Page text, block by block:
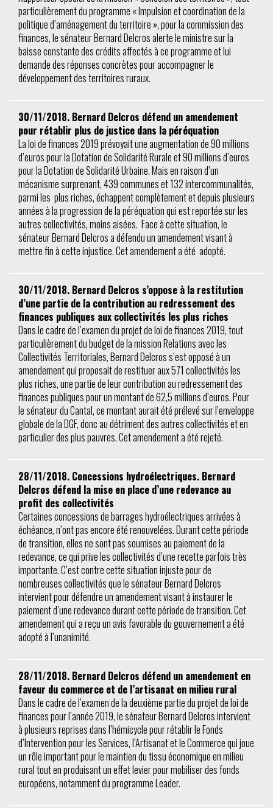
particulièrement du programme « Impulsion et coordination de la
politique d’aménagement du territoire », pour la commission des
finances, le sénateur Bernard Delcros alerte le ministre sur la
baisse constante des crédits affectés à ce programme et lui
demande des réponses concrètes pour accompagner le
développement des territoires ruraux.
30/11/2018. Bernard Delcros défend un amendement
pour rétablir plus de justice dans la péréquation
La loi de finances 2019 prévoyait une augmentation de 90 millions
d’euros pour la Dotation de Solidarité Rurale et 90 millions d’euros
pour la Dotation de Solidarité Urbaine. Mais en raison d’un
mécanisme surprenant, 439 communes et 132 intercommunalités,
parmi les plus riches, échappent complètement et depuis plusieurs
années à la progression de la péréquation qui est reportée sur les
autres collectivités, moins aisées. Face à cette situation, le
sénateur Bernard Delcros a défendu un amendement visant à
mettre fin à cette injustice. Cet amendement a été adopté.
30/11/2018. Bernard Delcros s’oppose à la restitution
d’une partie de la contribution au redressement des
finances publiques aux collectivités les plus riches
Dans le cadre de l’examen du projet de loi de finances 2019, tout
particulièrement du budget de la mission Relations avec les
Collectivités Territoriales, Bernard Delcros s’est opposé à un
amendement qui proposait de restituer aux 571 collectivités les
plus riches, une partie de leur contribution au redressement des
finances publiques pour un montant de 62,5 millions d’euros. Pour
le sénateur du Cantal, ce montant aurait été prélevé sur l’enveloppe
globale de la DGF, donc au détriment des autres collectivités et en
particulier des plus pauvres. Cet amendement a été rejeté.
28/11/2018. Concessions hydroélectriques. Bernard
Delcros défend la mise en place d’une redevance au
profit des collectivités
Certaines concessions de barrages hydroélectriques arrivées à
échéance, n’ont pas encore été renouvelées. Durant cette période
de transition, elles ne sont pas soumises au paiement de la
redevance, ce qui prive les collectivités d’une recette parfois très
importante. C’est contre cette situation injuste pour de
nombreuses collectivités que le sénateur Bernard Delcros
intervient pour défendre un amendement visant à instaurer le
paiement d’une redevance durant cette période de transition. Cet
amendement qui a reçu un avis favorable du gouvernement a été
adopté à l’unanimité.
28/11/2018. Bernard Delcros défend un amendement en
faveur du commerce et de l’artisanat en milieu rural
Dans le cadre de l’examen de la deuxième partie du projet de loi de
finances pour l’année 2019, le sénateur Bernard Delcros intervient
à plusieurs reprises dans l’hémicycle pour rétablir le Fonds
d’Intervention pour les Services, l’Artisanat et le Commerce qui joue
un rôle important pour le maintien du tissu économique en milieu
rural tout en produisant un effet levier pour mobiliser des fonds
européens, notamment du programme Leader.